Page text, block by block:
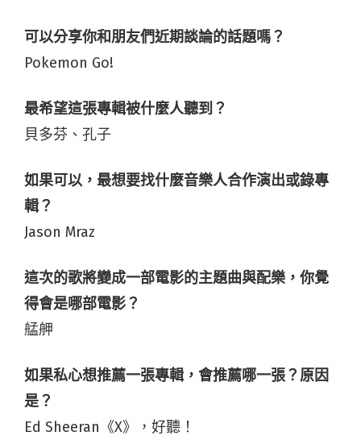
可以分享你和朋友們近期談論的話題嗎？
Pokemon Go!
最希望這張專輯被什麼人聽到？
貝多芬、孔子
如果可以，最想要找什麼音樂人合作演出或錄專
輯？
Jason Mraz
這次的歌將變成一部電影的主題曲與配樂，你覺
得會是哪部電影？
艋舺
如果私心想推薦一張專輯，會推薦哪一張？原因
是？
Ed Sheeran《X》，好聽！